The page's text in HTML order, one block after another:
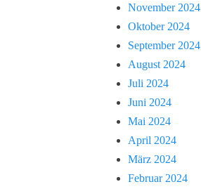
November 2024
Oktober 2024
September 2024
August 2024
Juli 2024
Juni 2024
Mai 2024
April 2024
März 2024
Februar 2024